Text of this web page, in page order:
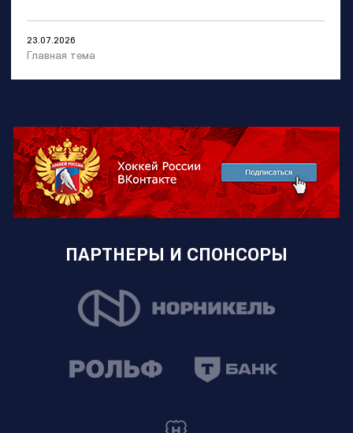
23.07.2026
Главная тема
ПАРТНЕРЫ И СПОНСОРЫ